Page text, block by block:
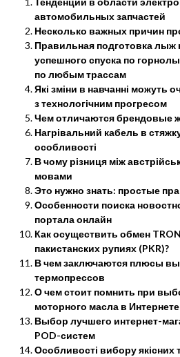
автомобильных запчастей
Несколько важных причин
Правильная подготовка лыж
успешного спуска по
по любым трассам
Які зміни в навчанні можуть
з технологічним прогресом
Чем отличаются брендовые
Нагрівальний кабель в
особливості
В чому різниця між
мовами
Это нужно знать: простые
Особенности поиска
портала онлайн
Как осуществить обмен
пакистанских рупиях (PKR)?
В чем заключаются плюсы
термопрессов
О чем стоит помнить при
моторного масла в Интернете
Выбор лучшего интернет-
POD-систем
Особливості вибору якісних